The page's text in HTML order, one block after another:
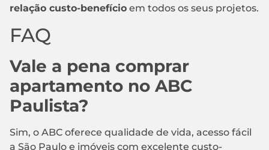
relação custo-benefício em todos os seus projetos.
FAQ
Vale a pena comprar
apartamento no ABC
Paulista?
Sim, o ABC oferece qualidade de vida, acesso fácil
a São Paulo e imóveis com excelente custo-